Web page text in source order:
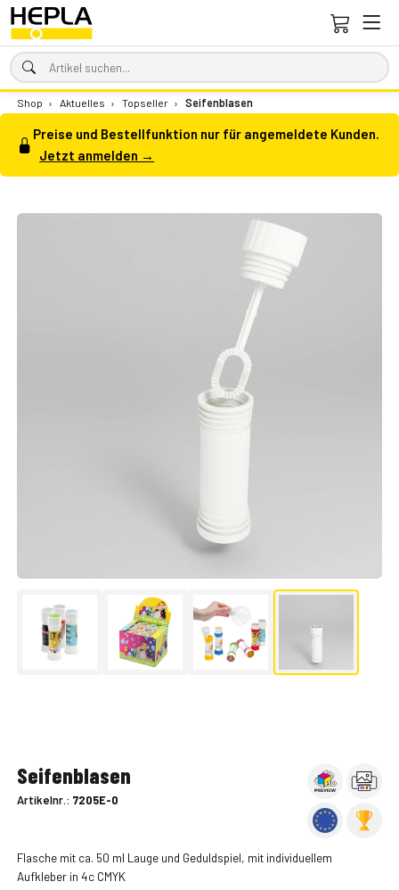
Shop › Aktuelles › Topseller › Seifenblasen
Preise und Bestellfunktion nur für angemeldete Kunden.
Jetzt anmelden →
Seifenblasen
Artikelnr.: 7205E-0
Flasche mit ca. 50 ml Lauge und Geduldspiel, mit individuellem
Aufkleber in 4c CMYK